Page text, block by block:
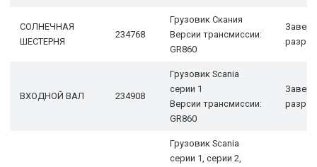
СОЛНЕЧНАЯ
ШЕСТЕРНЯ
234768
Грузовик Скания
Версии трансмиссии:
GR860
ВХОДНОЙ ВАЛ 234908
Грузовик Scania
серии 1
Версии трансмиссии:
GR860
Грузовик Scania
серии 1, серии 2,